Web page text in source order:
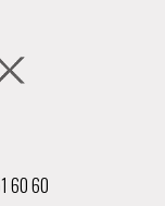
60 60